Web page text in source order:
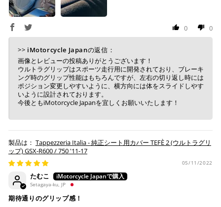
上記コンビニでお支払い頂けます。
入金確認が取れ次第、商品を手配させて頂きます。
店内端末にて操作後、レジにてお支払いください。
※ 支払期限はご注文日より7日以内とさせて頂いてお
り、万が一過ぎてしまった場合は自動でご注文はキャン
セルとなります。
せん。
※ お支払いは現金のみとなります。
銀行振込
0 0
>> iMotorcycle Japanの返信：
画像とレビューの投稿ありがとうございます！
ウルトラグリップはスポーツ走行用に開発されており、ブレーキ
ング時のグリップ性能はもちろんですが、左右の切り返し時には
ポジション変更しやすいように、横方向には体をスライドしやす
いように設計されております。
今後ともiMotorcycle Japanを宜しくお願いいたします！
Tappezzeria Italia - 純正シート用カバー TEFÈ 2 (ウルトラグリ
ップ) GSX-R600 / 750 '11-17
05/11/2022
たむこ
Setagaya-ku, JP
期待通りのグリップ感！